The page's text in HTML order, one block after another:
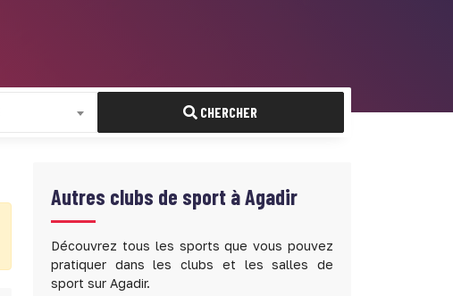
CHERCHER
Autres clubs de sport àAgadir
Découvrez tous les sports que vous pouvez
pratiquer dans les clubs et les salles de
sport sur Agadir.